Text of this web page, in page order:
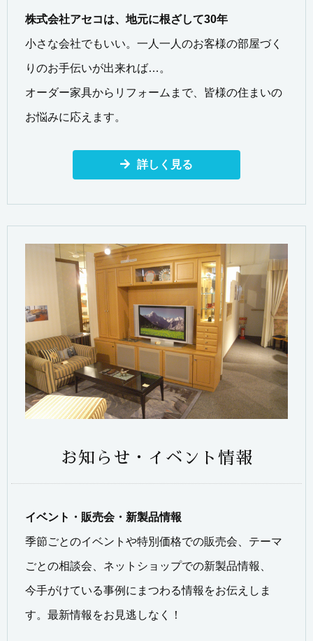
株式会社アセコは、地元に根ざして30年
小さな会社でもいい。一人一人のお客様の部屋づく
りのお手伝いが出来れば…。
オーダー家具からリフォームまで、皆様の住まいの
お悩みに応えます。
詳しく見る
お知らせ・イベント情報
イベント・販売会・新製品情報
季節ごとのイベントや特別価格での販売会、テーマ
ごとの相談会、ネットショップでの新製品情報、
今手がけている事例にまつわる情報をお伝えしま
す。最新情報をお見逃しなく！